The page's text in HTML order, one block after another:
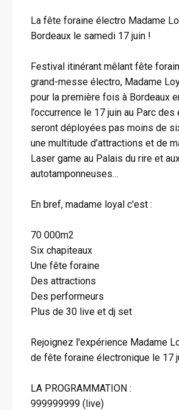
La fête foraine électro Madame
Bordeaux le samedi 17 juin !
Festival itinérant mêlant fête
grand-messe électro, Madame
pour la première fois à Bordeaux
l’occurrence le 17 juin au Parc
seront déployées pas moins de
une multitude d’attractions et de
Laser game au Palais du rire et
autotamponneuses…
En bref, madame loyal c'est :
70 000m2
Six chapiteaux
Une fête foraine
Des attractions
Des performeurs
Plus de 30 live et dj set
Rejoignez l'expérience Madame
de fête foraine électronique le 17
LA PROGRAMMATION :
999999999 (live)